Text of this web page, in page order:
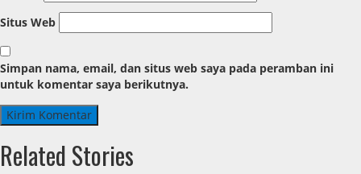
Situs Web
Simpan nama, email, dan situs web saya pada peramban ini
untuk komentar saya berikutnya.
Related Stories